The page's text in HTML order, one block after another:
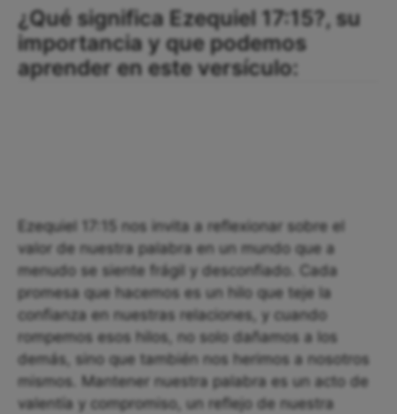
¿Qué significa Ezequiel 17:15?, su
importancia y que podemos
aprender en este versículo:
Ezequiel 17:15 nos invita a reflexionar sobre el
valor de nuestra palabra en un mundo que a
menudo se siente frágil y desconfiado. Cada
promesa que hacemos es un hilo que teje la
confianza en nuestras relaciones, y cuando
rompemos esos hilos, no solo dañamos a los
demás, sino que también nos herimos a nosotros
mismos. Mantener nuestra palabra es un acto de
valentía y compromiso, un reflejo de nuestra